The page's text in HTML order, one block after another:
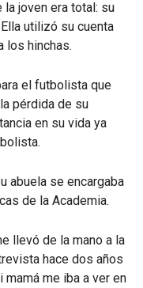
la joven era total: su
utilizó su cuenta
los hinchas.
el futbolista que
pérdida de su
en su vida ya
abuela se encargaba
de la Academia.
llevó de la mano a la
hace dos años
mamá me iba a ver en